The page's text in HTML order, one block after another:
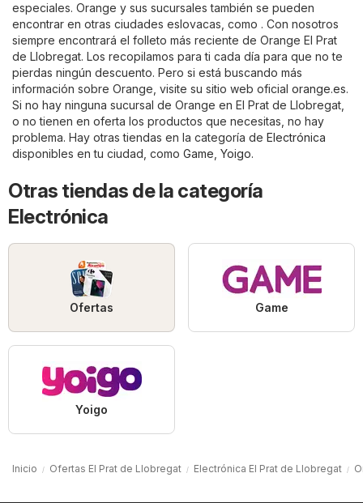
especiales. Orange y sus sucursales también se pueden
encontrar en otras ciudades eslovacas, como . Con nosotros
siempre encontrará el folleto más reciente de Orange El Prat
de Llobregat. Los recopilamos para ti cada día para que no te
pierdas ningún descuento. Pero si está buscando más
información sobre Orange, visite su sitio web oficial orange.es.
Si no hay ninguna sucursal de Orange en El Prat de Llobregat,
o no tienen en oferta los productos que necesitas, no hay
problema. Hay otras tiendas en la categoría de Electrónica
disponibles en tu ciudad, como Game Yoigo.
Otras tiendas de la categoría
Electrónica
Ofertas Game
Yoigo
Inicio Ofertas El Prat de Llobregat Electrónica El Prat de Llobregat